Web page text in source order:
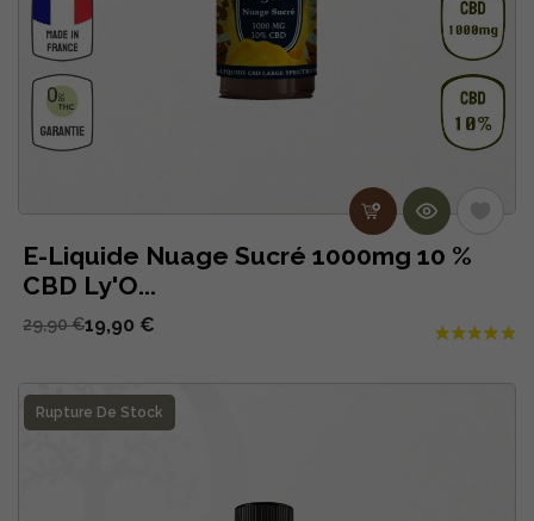
E-Liquide Nuage Sucré 1000mg 10 %
CBD Ly'O...
19,90 €
29,90 €
Rupture De Stock